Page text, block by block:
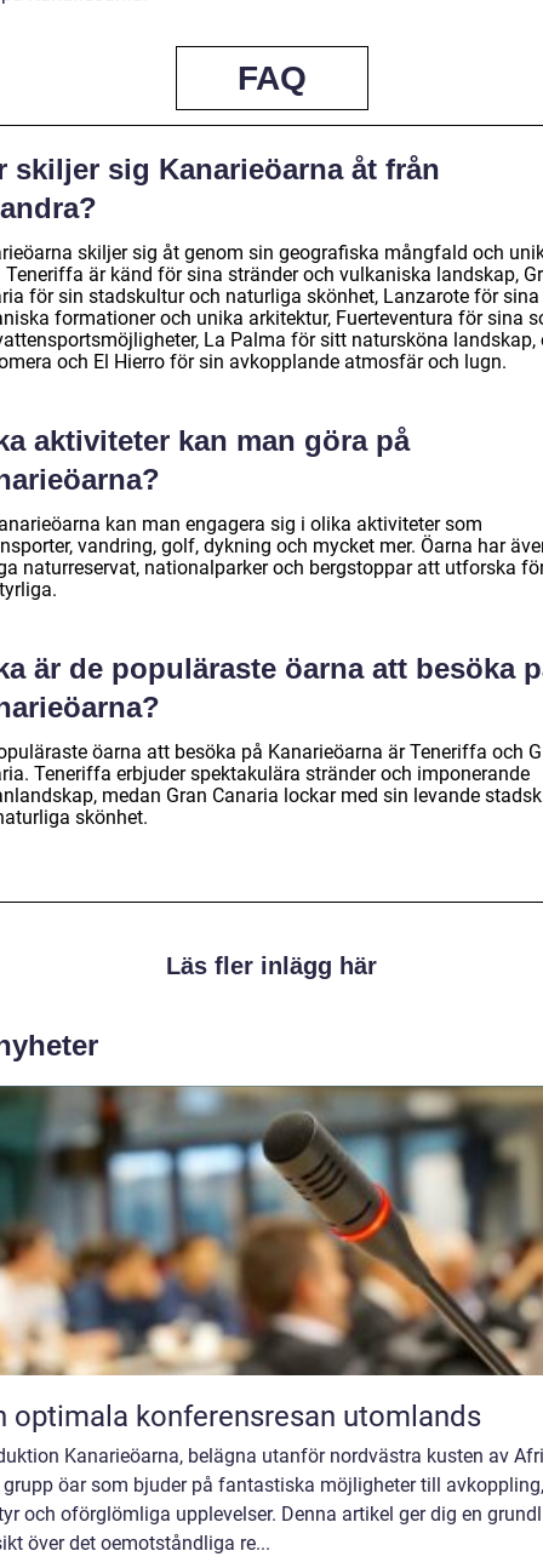
FAQ
skiljer sig Kanarieöarna åt från
skiljer sig åt genom sin geografiska mångfald och
Teneriffa är känd för sina stränder och vulkaniska landskap,
för sin stadskultur och naturliga skönhet, Lanzarote för sina
formationer och unika arkitektur, Fuerteventura för sina
La Palma för sitt natursköna landskap,
och El Hierro för sin avkopplande atmosfär och lugn.
aktiviteter kan man göra på
kan man engagera sig i olika aktiviteter som
vandring, golf, dykning och mycket mer. Öarna har
naturreservat, nationalparker och bergstoppar att utforska
är de populäraste öarna att besöka
öarna att besöka på Kanarieöarna är Teneriffa och
Teneriffa erbjuder spektakulära stränder och imponerande
medan Gran Canaria lockar med sin levande
skönhet.
Läs fler inlägg här
optimala konferensresan utomlands
Kanarieöarna, belägna utanför nordvästra kusten av
grupp öar som bjuder på fantastiska möjligheter till avkoppling,
och oförglömliga upplevelser. Denna artikel ger dig en
över det oemotståndliga re...